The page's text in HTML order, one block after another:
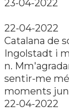
23-04-2022
22-04-2022
Catalana de
Ingolstadt i
n.
sentir-me
moments
22-04-2022